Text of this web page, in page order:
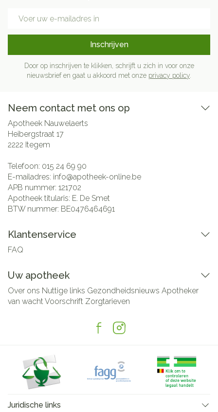
Inschrijven
Door op inschrijven te klikken, schrijft u zich in voor onze
nieuwsbrief en gaat u akkoord met onze privacy policy
Neem contact met ons op
Apotheek Nauwelaerts
Heibergstraat 17
2222 Itegem
Telefoon: 015 24 69 90
E-mailadres: info@apotheek-online.be
APB nummer: 121702
Apotheek titularis: E. De Smet
BTW nummer: BE0476464691
Klantenservice
FAQ
Uw apotheek
Over ons Nuttige links Gezondheidsnieuws Apotheker
van wachtVoorschrift Zorgtarieven
Juridische links